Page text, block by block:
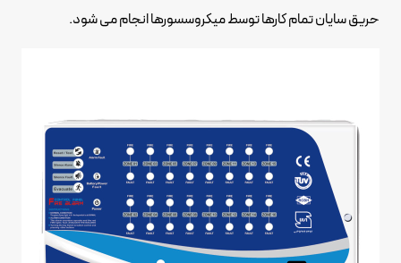
حریق سایان تمام کارها توسط میکروسسورها انجام می شود.